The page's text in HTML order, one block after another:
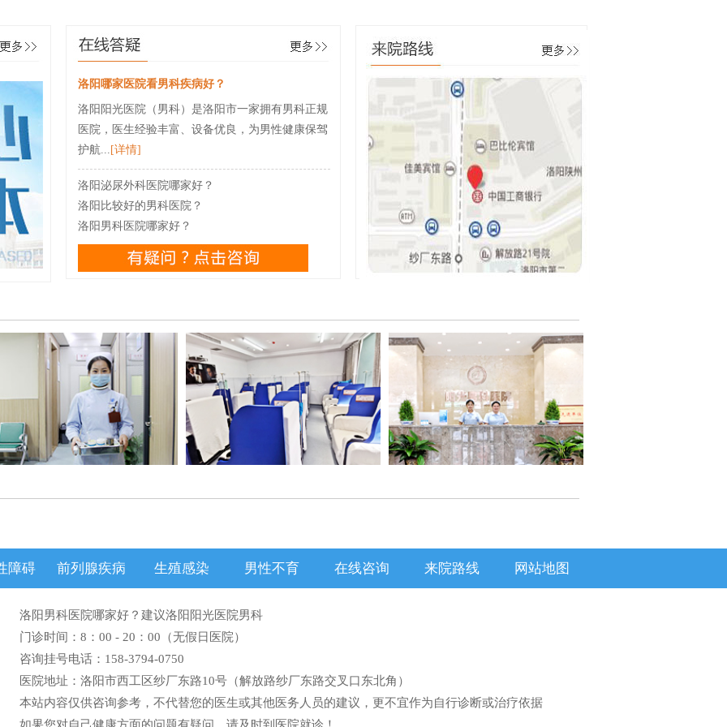
洛阳哪家医院看男科疾病好？
洛阳阳光医院（男科）是洛阳市一家拥有男科正规
医院，医生经验丰富、设备优良，为男性健康保驾
护航... [详情]
洛阳泌尿外科医院哪家好？
洛阳比较好的男科医院？
洛阳男科医院哪家好？
障碍 前列腺疾病 生殖感染 男性不育 在线咨询 来院路线 网站地图
洛阳男科医院哪家好 ？建议洛阳阳光医院男科
门诊时间：8：00 - 20：00（无假日医院）
咨询挂号电话：158-3794-0750
医院地址：洛阳市西工区纱厂东路10号（解放路纱厂东路交叉口东北角）
本站内容仅供咨询参考，不代替您的医生或其他医务人员的建议，更不宜作为自行诊断或治疗依据